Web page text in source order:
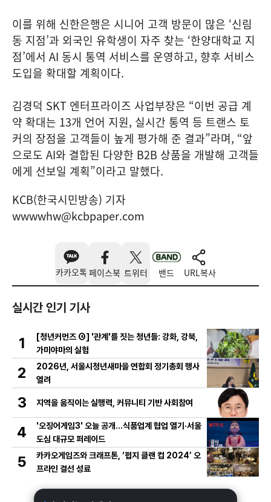
이를 위해 신한은행은 시니어 고객 방문이 많은 ‘신림
동 지점’과 외국인 유학생이 자주 찾는 ‘한양대학교 지
점’에서 AI 동시 통역 서비스를 운영하고, 향후 서비스
도입을 확대할 계획이다.
김경덕 SKT 엔터프라이즈 사업부장은 “이번 공급 계
약 확대는 13개 언어 지원, 실시간 통역 등 트랜스 토
커의 장점을 고객들이 높게 평가해 준 결과”라며, “앞
으로도 AI와 결합된 다양한 B2B 상품을 개발해 고객들
에게 선보일 계획”이라고 말했다.
KCB(한국시민방송) 기자
wwwwhw@kcbpaper.com
카카오톡 페이스북 트위터 밴드 URL복사
실시간 인기 기사
1
[청년커먼즈 ④] '관계'를 짓는 청년들: 강화, 강북,
가미야마의 실험
2
2026년, 서울시청년새마을 연합회 정기총회 행사
열려
3 지역을 움직이는 실행력, 커뮤니티 기반 사회참여
4
'오징어게임3' 오늘 공개…식품업계 협업 열기·서울
도심 대규모 퍼레이드
5
카카오게임즈와 크래프톤, ‘펍지 클랜 컵 2024’ 오
프라인 결선 성료